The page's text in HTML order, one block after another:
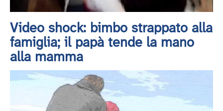
Video shock: bimbo strappato alla
famiglia; il papà tende la mano
alla mamma